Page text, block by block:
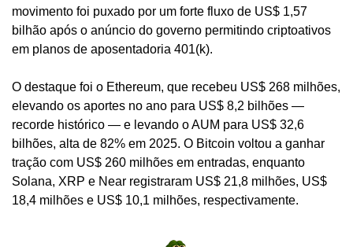
movimento foi puxado por um forte fluxo de US$ 1,57
bilhão após o anúncio do governo permitindo criptoativos
em planos de aposentadoria 401(k).
O destaque foi o Ethereum, que recebeu US$ 268 milhões,
elevando os aportes no ano para US$ 8,2 bilhões —
recorde histórico — e levando o AUM para US$ 32,6
bilhões, alta de 82% em 2025. O Bitcoin voltou a ganhar
tração com US$ 260 milhões em entradas, enquanto
Solana, XRP e Near registraram US$ 21,8 milhões, US$
18,4 milhões e US$ 10,1 milhões, respectivamente.